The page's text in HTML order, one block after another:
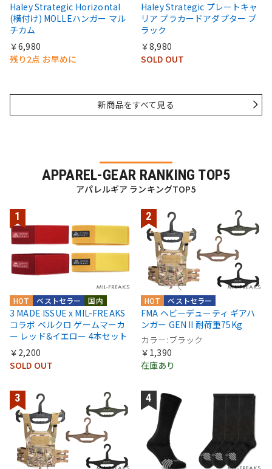
Haley Strategic Horizontal
(横付け) MOLLEハンガー マル
チカム
￥6,980
残り2点 お早めに
Haley Strategic プレートキャ
リア プラカードアダプター ブ
ラック
￥8,980
SOLD OUT
新商品をすべて見る
APPAREL-GEAR RANKING TOP5
アパレルギア ランキングTOP5
国内
ベストセラー
HOT
3 MADE ISSUE x MIL-FREAKS
コラボ ベルクロ ゲームマーカ
ー レッド&イエロー 4本セット
￥2,200
SOLD OUT
ベストセラー
HOT
FMA ヘビーデューティ ギアハ
ンガー GEN II 耐荷重75Kg
カラー:ブラック
￥1,390
在庫あり